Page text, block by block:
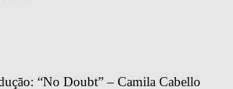
“No Doubt” – Camila Cabello